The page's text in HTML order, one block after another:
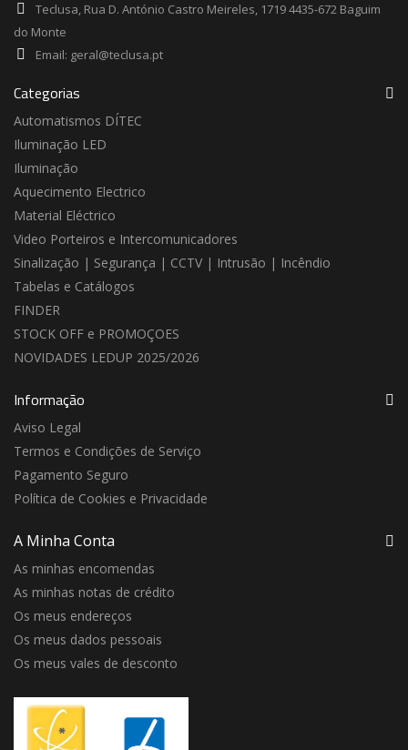
Teclusa, Rua D. António Castro Meireles, 1719 4435-672 Baguim
do Monte
Email: geral@teclusa.pt
Categorias
Automatismos DÍTEC
Iluminação LED
Iluminação
Aquecimento Electrico
Material Eléctrico
Video Porteiros e Intercomunicadores
Sinalização | Segurança | CCTV | Intrusão | Incêndio
Tabelas e Catálogos
FINDER
STOCK OFF e PROMOÇOES
NOVIDADES LEDUP 2025/2026
Informação
Aviso Legal
Termos e Condições de Serviço
Pagamento Seguro
Política de Cookies e Privacidade
A Minha Conta
As minhas encomendas
As minhas notas de crédito
Os meus endereços
Os meus dados pessoais
Os meus vales de desconto